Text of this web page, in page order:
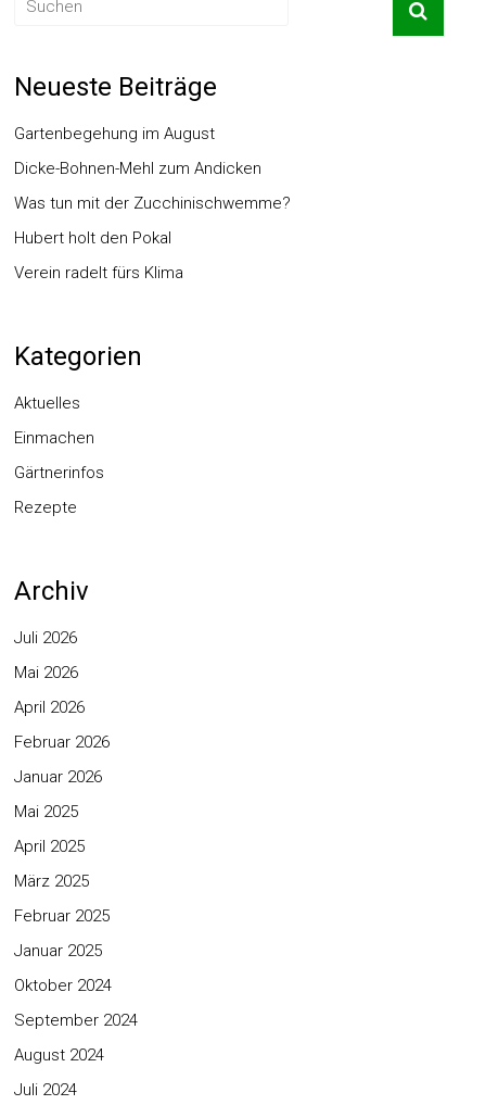
Neueste Beiträge
Gartenbegehung im August
Dicke-Bohnen-Mehl zum Andicken
Was tun mit der Zucchinischwemme?
Hubert holt den Pokal
Verein radelt fürs Klima
Kategorien
Aktuelles
Einmachen
Gärtnerinfos
Rezepte
Archiv
Juli 2026
Mai 2026
April 2026
Februar 2026
Januar 2026
Mai 2025
April 2025
März 2025
Februar 2025
Januar 2025
Oktober 2024
September 2024
August 2024
Juli 2024